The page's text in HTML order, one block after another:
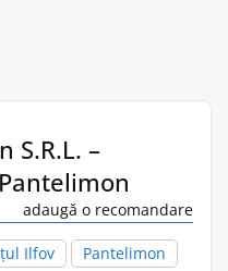
S.R.L. –
adaugă o recomandare
Ilfov Pantelimon